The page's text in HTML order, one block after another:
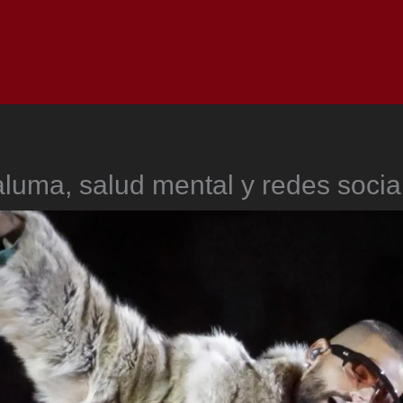
salud mental y redes